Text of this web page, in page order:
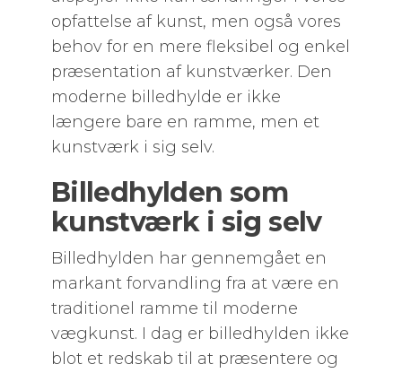
opfattelse af kunst, men også vores
behov for en mere fleksibel og enkel
præsentation af kunstværker. Den
moderne billedhylde er ikke
længere bare en ramme, men et
kunstværk i sig selv.
Billedhylden som
kunstværk i sig selv
Billedhylden har gennemgået en
markant forvandling fra at være en
traditionel ramme til moderne
vægkunst. I dag er billedhylden ikke
blot et redskab til at præsentere og